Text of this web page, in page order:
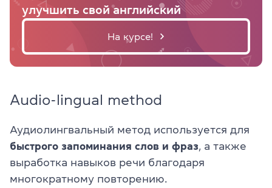
улучшить свой английский
На курсе!
Audio-lingual method
Аудиолингвальный метод используется для
быстрого запоминания слов и фраз, а также
выработка навыков речи благодаря
многократному повторению.